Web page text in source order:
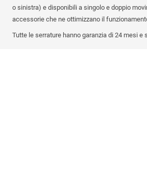
o sinistra) e disponibili a singolo e doppio
accessorie che ne ottimizzano il
Tutte le serrature hanno garanzia di 24 mesi e